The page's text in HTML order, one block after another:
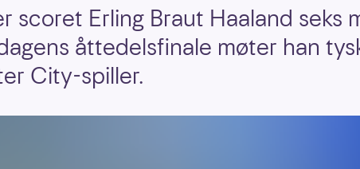
scoret Erling Braut Haaland seks
åttedelsfinale møter han
City-spiller.